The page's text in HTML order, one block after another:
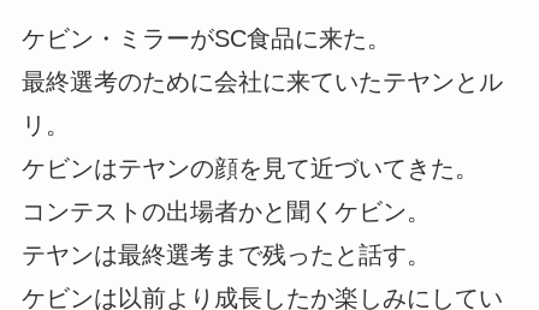
ケビン・ミラーがSC食品に来た。
最終選考のために会社に来ていたテヤンとル
リ。
ケビンはテヤンの顔を見て近づいてきた。
コンテストの出場者かと聞くケビン。
テヤンは最終選考まで残ったと話す。
ケビンは以前より成長したか楽しみにしてい